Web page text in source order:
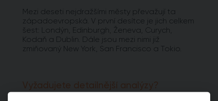
Mezi deseti nejdražšími městy převažují ta
západoevropská. V první desítce je jich celkem
šest: Londýn, Edinburgh, Ženeva, Curych,
Kodaň a Dublin. Dále jsou mezi nimi již
zmiňovaný New York, San Francisco a Tokio.
Vyžadujete detailnější analýzy?